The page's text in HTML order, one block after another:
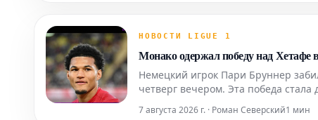
НОВОСТИ LIGUE 1
Монако одержал победу над Хетафе
Немецкий игрок Пари Бруннер
четверг вечером. Эта победа
Удаление Кристиана Мависсы на
7 августа 2026 г. · Роман Северский1 мин